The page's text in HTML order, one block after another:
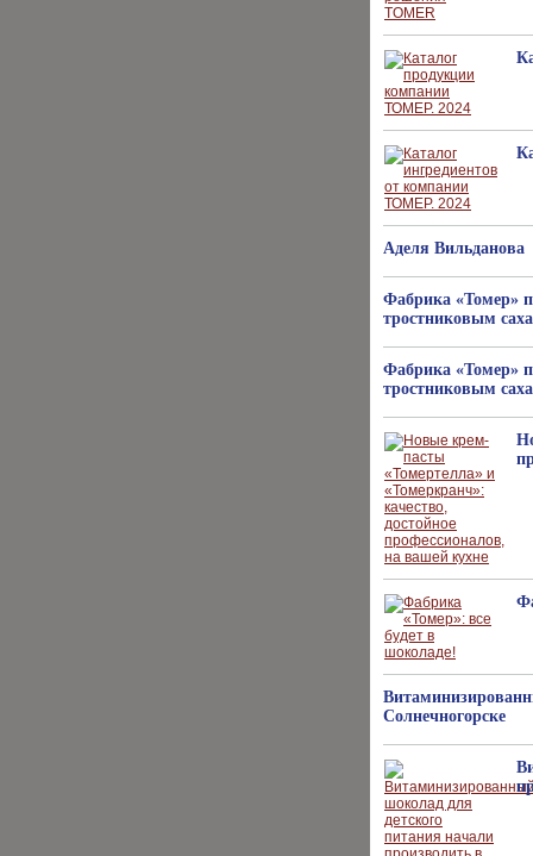
Аделя Вильданова
Фабрика «Томер»
тростниковым
Фабрика «Томер»
тростниковым
Солнечногорске